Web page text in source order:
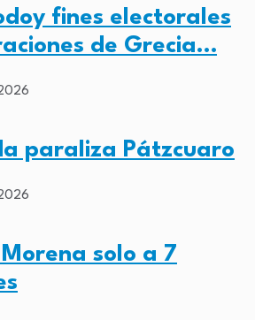
fines electorales
de Grecia…
paraliza Pátzcuaro
solo a 7